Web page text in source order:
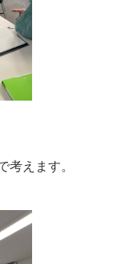
考えます。